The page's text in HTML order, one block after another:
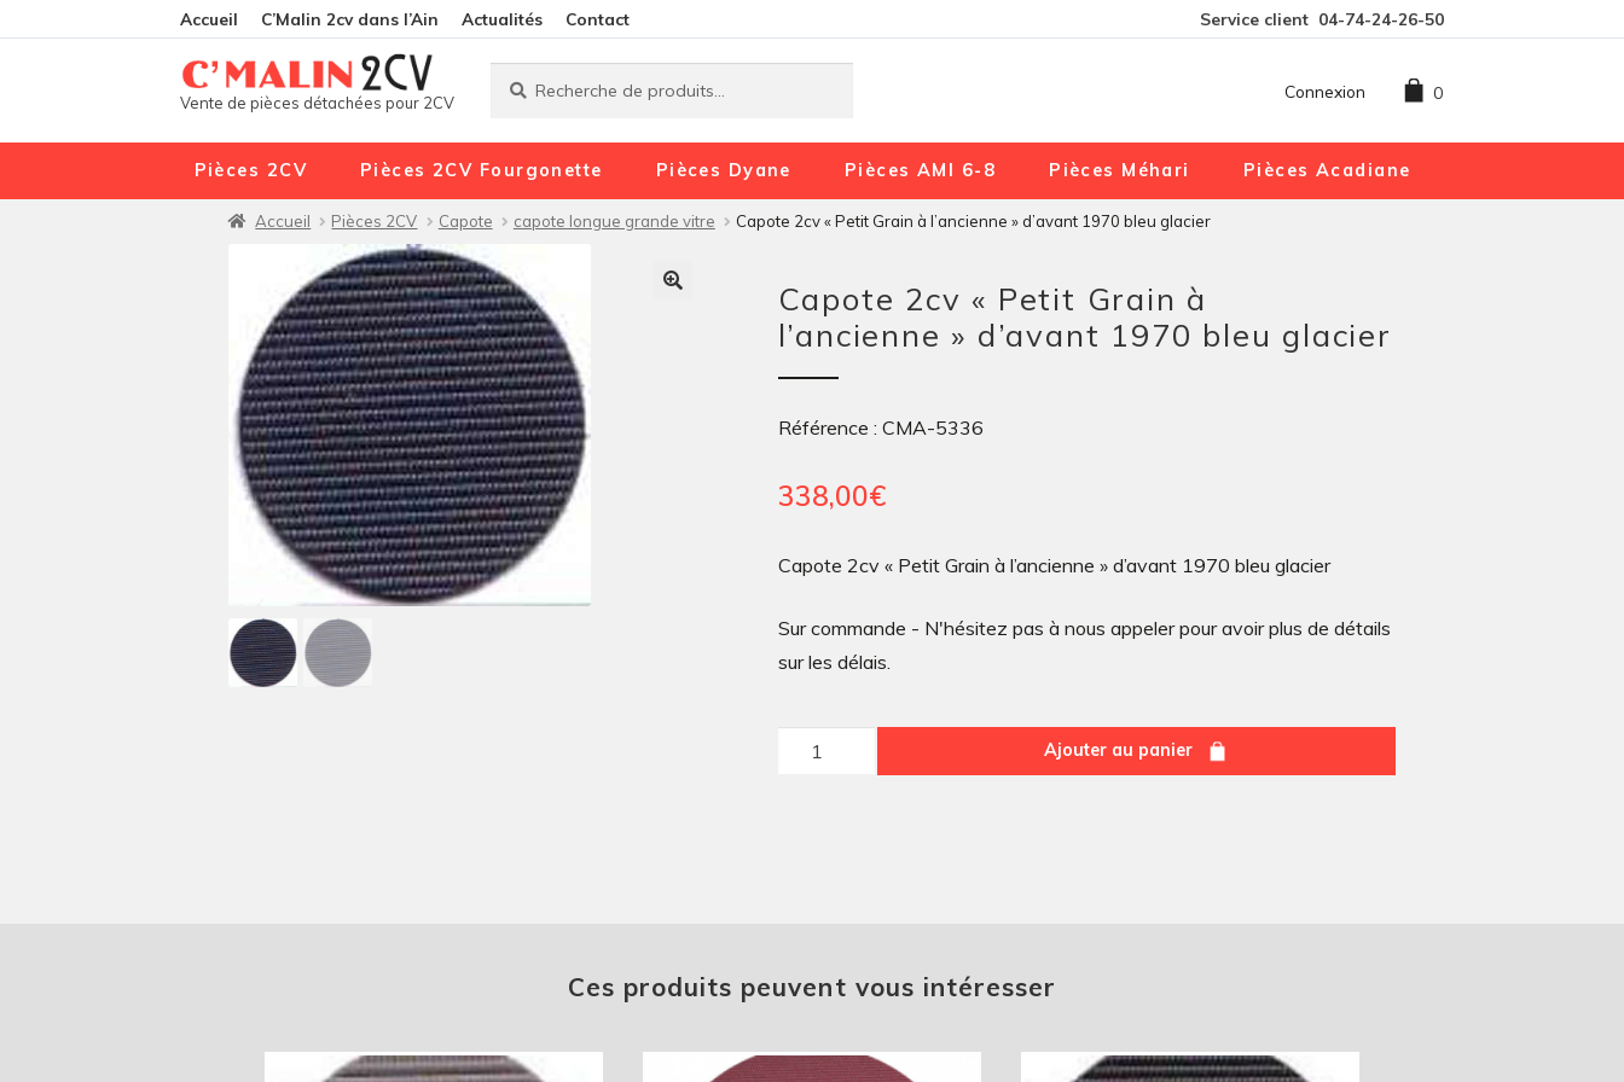
Accueil C’Malin 2cv dans l’Ain Actualités Contact Service client 04-74-24-26-50
Vente de pièces détachées pour 2CV
Recherche
Recherche
0
Connexion
Pièces 2CV Pièces 2CV Fourgonette Pièces Dyane Pièces AMI 6-8 Pièces Méhari Pièces Acadiane
Accueil Pièces 2CV Capote capote longue grande vitre Capote 2cv « Petit Grain à l’ancienne » d’avant 1970 bleu glacier
Capote 2cv « Petit Grain à
l’ancienne » d’avant 1970 bleu glacier
Référence : CMA-5336
338,00€
Capote 2cv « Petit Grain à l’ancienne » d’avant 1970 bleu glacier
Sur commande - N'hésitez pas à nous appeler pour avoir plus de détails
sur les délais.
quantité
l'ancienne »
1970
Ajouter au panier
Ces produits peuvent vous intéresser